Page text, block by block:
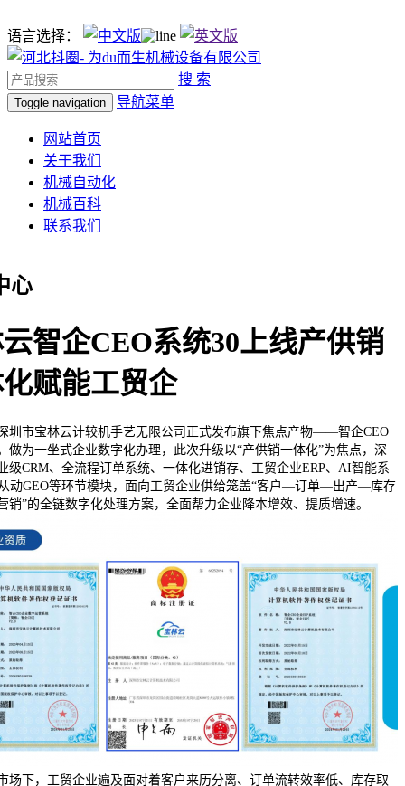
语言选择：
搜 索
Toggle navigation 导航菜单
网站首页
关于我们
机械自动化
机械百科
联系我们
心
智企CEO系统30上线产供销
赋能工贸企
宝林云计较机手艺无限公司正式发布旗下焦点产物——智企CEO
做为一坐式企业数字化办理，此次升级以“产供销一体化”为焦点，深
级CRM、全流程订单系统、一体化进销存、工贸企业ERP、AI智能系
动GEO等环节模块，面向工贸企业供给笼盖“客户—订单—出产—库存
”的全链数字化处理方案，全面帮力企业降本增效、提质增速。
场下，工贸企业遍及面对着客户来历分离、订单流转效率低、库存取